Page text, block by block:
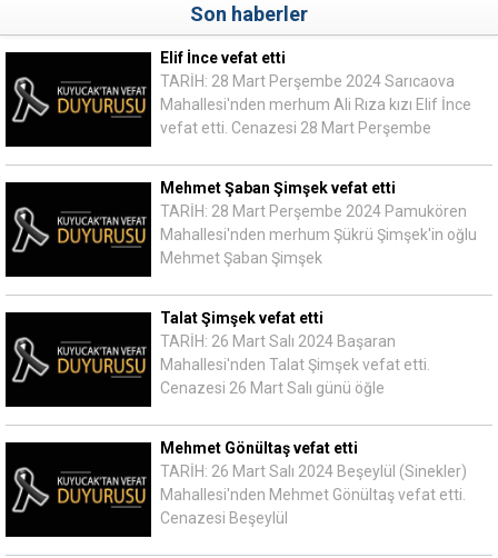
Son haberler
Elif İnce vefat etti
TARİH: 28 Mart Perşembe 2024 Sarıcaova
Mahallesi'nden merhum Ali Rıza kızı Elif İnce
vefat etti. Cenazesi 28 Mart Perşembe
Mehmet Şaban Şimşek vefat etti
TARİH: 28 Mart Perşembe 2024 Pamukören
Mahallesi'nden merhum Şükrü Şimşek'in oğlu
Mehmet Şaban Şimşek
Talat Şimşek vefat etti
TARİH: 26 Mart Salı 2024 Başaran
Mahallesi'nden Talat Şimşek vefat etti.
Cenazesi 26 Mart Salı günü öğle
Mehmet Gönültaş vefat etti
TARİH: 26 Mart Salı 2024 Beşeylül (Sinekler)
Mahallesi'nden Mehmet Gönültaş vefat etti.
Cenazesi Beşeylül